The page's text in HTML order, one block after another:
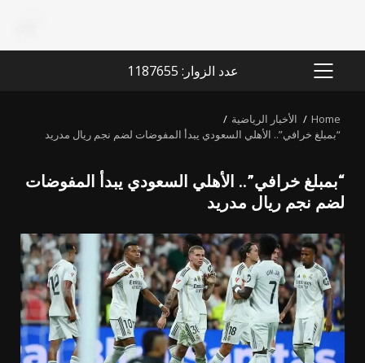
PRIMARY
عدد الزوار: 1187655
Home
الأخبار الرياضية
“بمبلغ خرافي”.. الأهلي السعودي يبدأ المفوضات لضم نجم ريال مدريد
“بمبلغ خرافي”.. الأهلي السعودي يبدأ المفوضات
لضم نجم ريال مدريد